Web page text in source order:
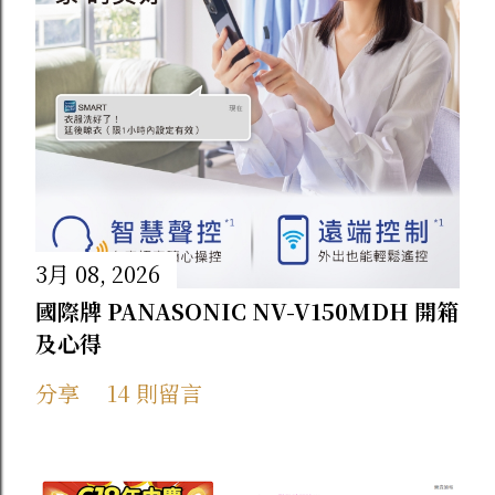
3月 08, 2026
國際牌 PANASONIC NV-V150MDH 開箱
及心得
分享
14 則留言